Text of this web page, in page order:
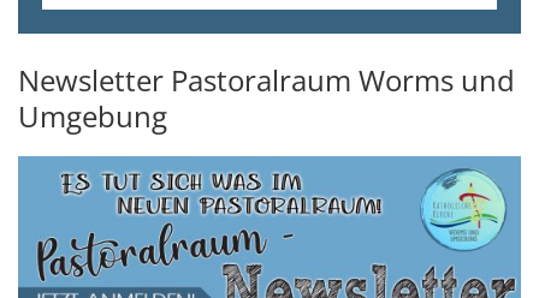
Newsletter Pastoralraum Worms und
Umgebung